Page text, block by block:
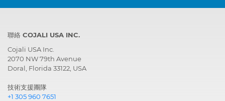
聯絡 COJALI USA INC.
Cojali USA Inc.
2070 NW 79th Avenue
Doral, Florida 33122, USA
技術支援團隊
+1 305 960 7651